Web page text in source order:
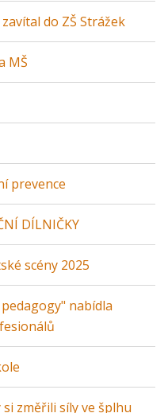
do ZŠ Strážek
MŠ
prevence
DÍLNIČKY
scény 2025
nabídla
změřili síly ve šplhu